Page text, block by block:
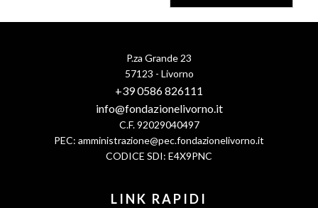
P.za Grande 23
57123 - Livorno
+39 0586 826111
info@fondazionelivorno.it
C.F. 92029040497
PEC: amministrazione@pec.fondazionelivorno.it
CODICE SDI: E4X9PNC
LINK RAPIDI